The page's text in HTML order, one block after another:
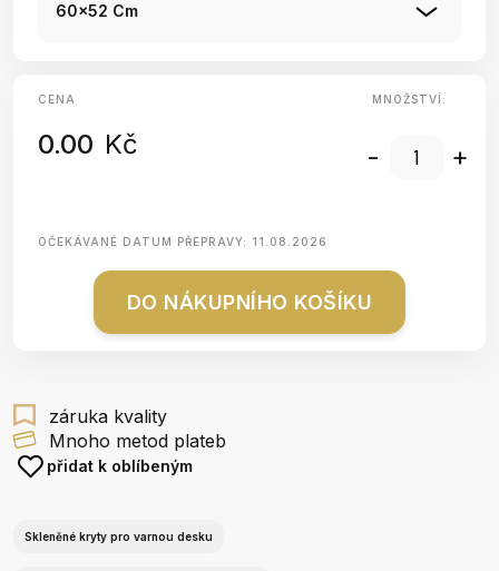
60x52 Cm
CENA
0.00 Kč
MNOŽSTVÍ:
- +
OČEKÁVANÉ DATUM PŘEPRAVY: 11.08.2026
DO NÁKUPNÍHO KOŠÍKU
záruka kvality
Mnoho metod plateb
přidat k oblíbeným
Skleněné kryty pro varnou desku